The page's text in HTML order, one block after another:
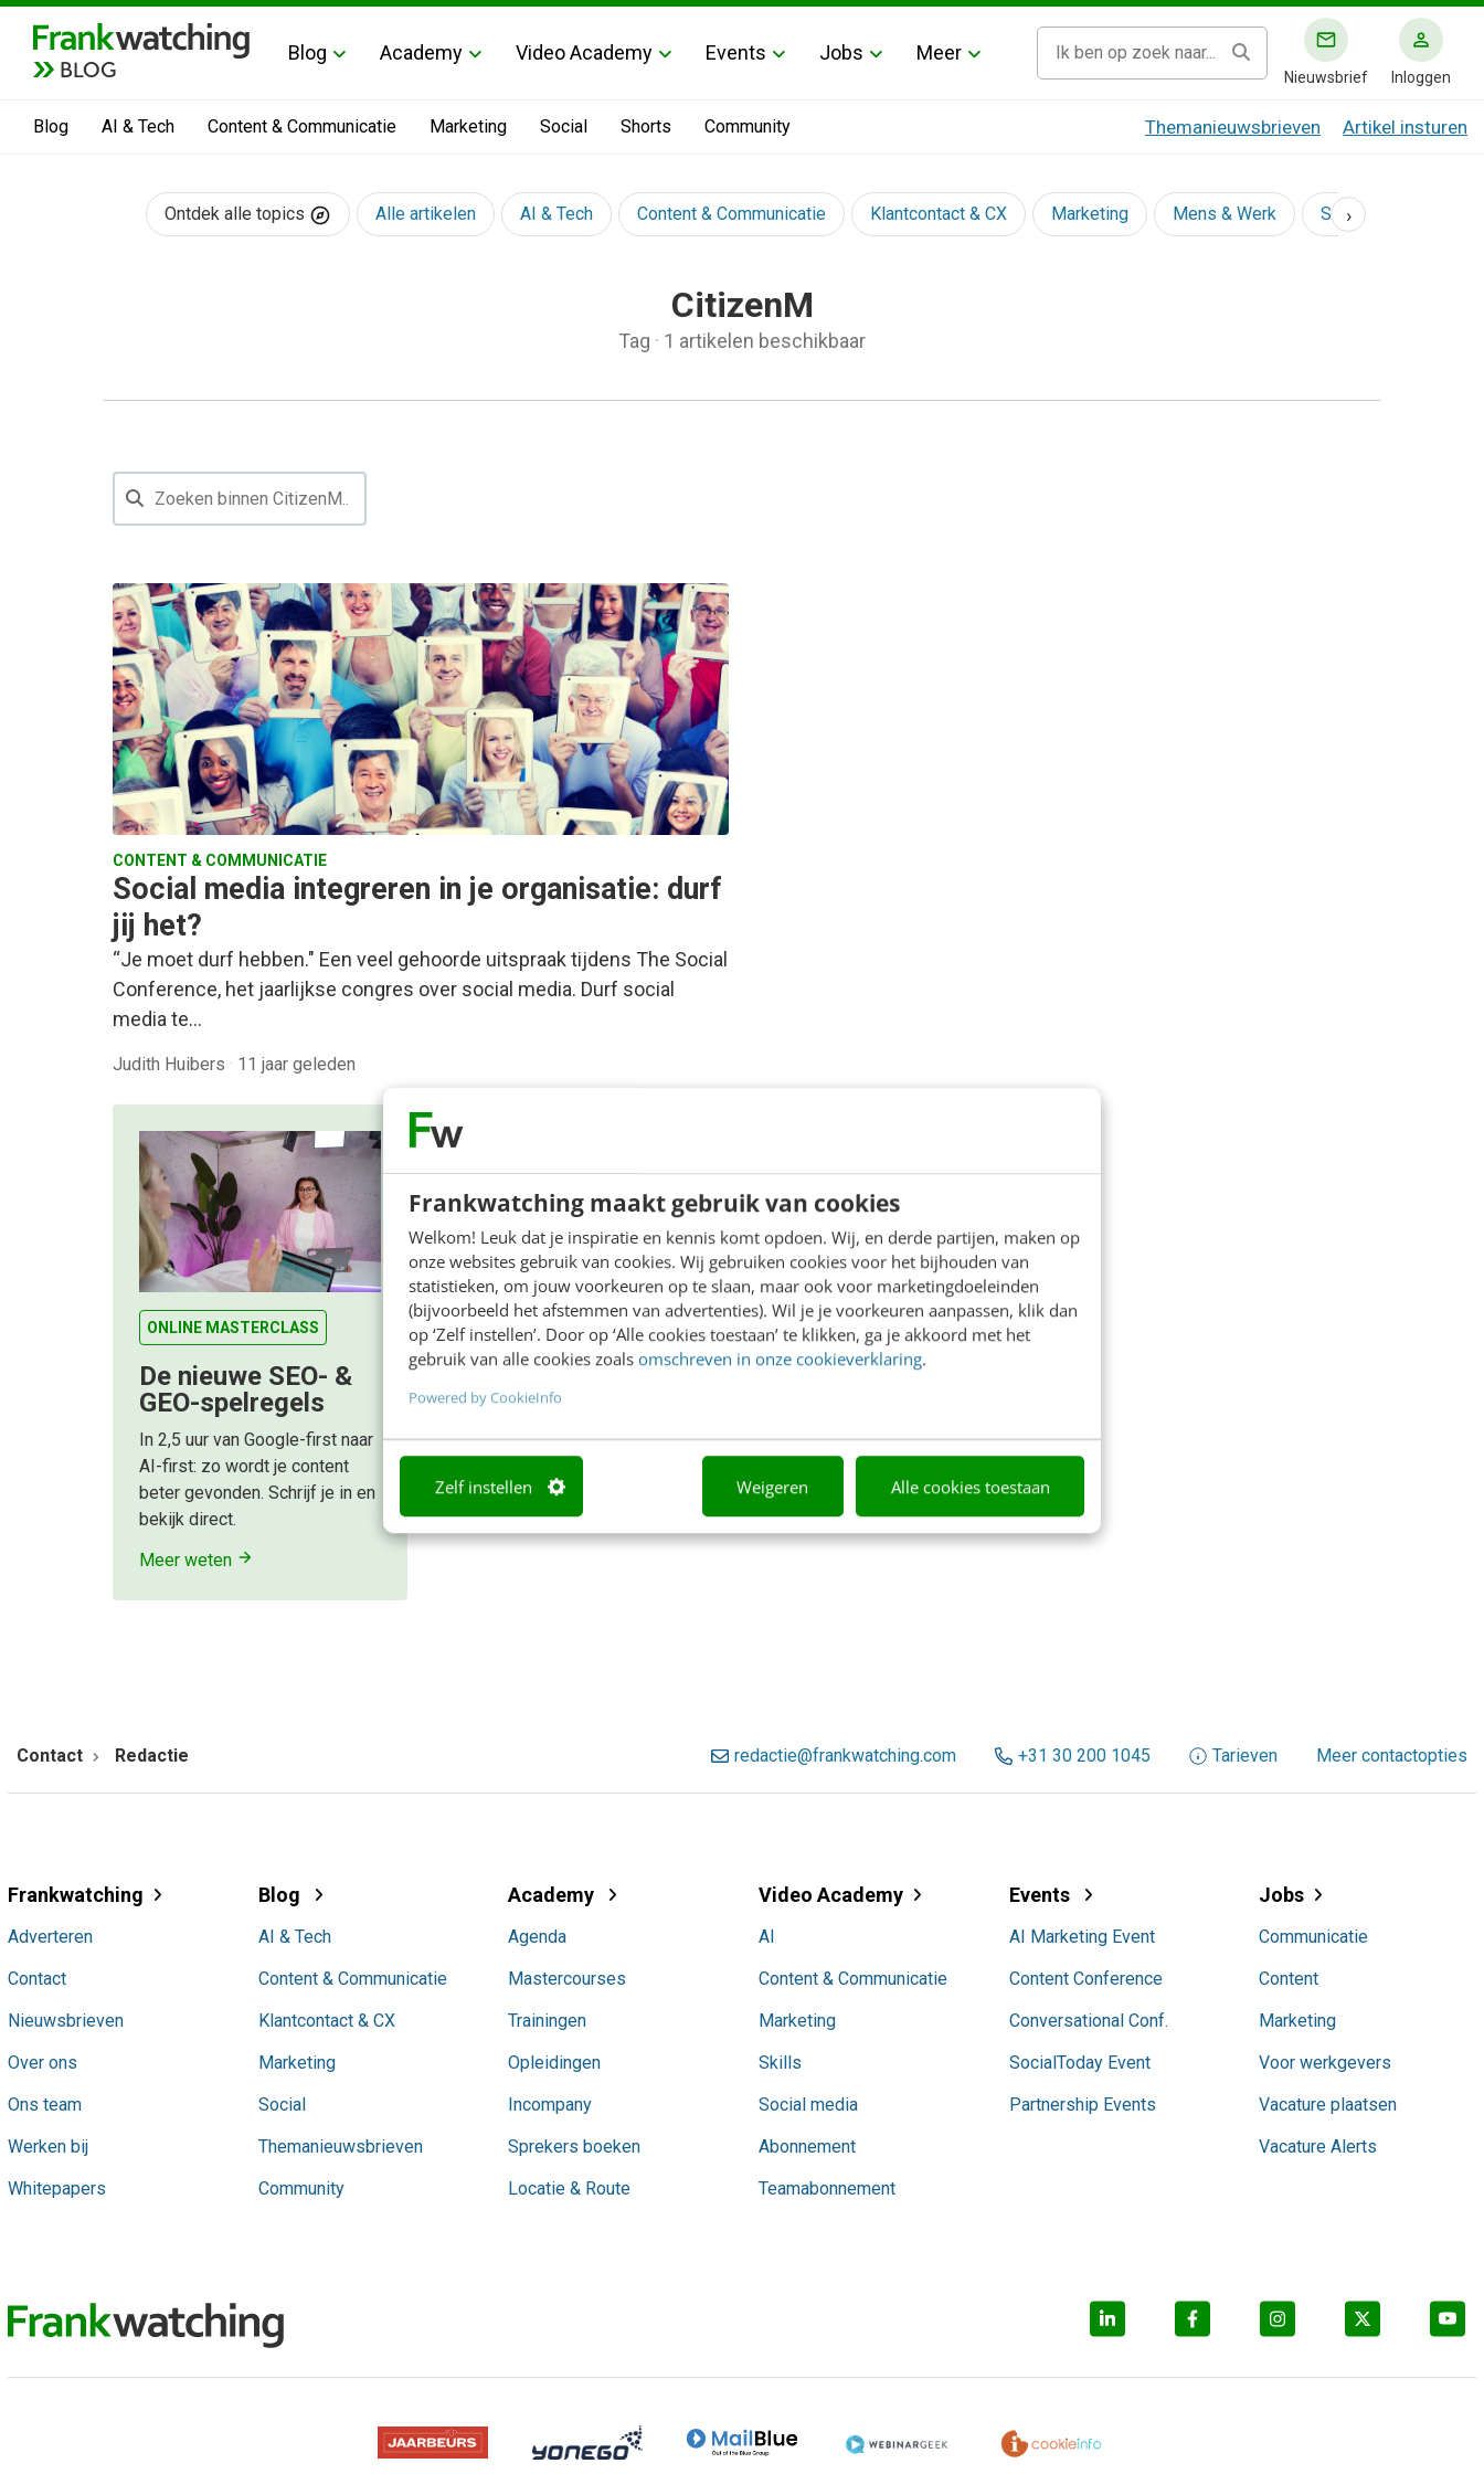
Frankwatching maakt gebruik van cookies
Welkom! Leuk dat je inspiratie en kennis komt opdoen. Wij, en derde partijen, maken op
onze websites gebruik van cookies. Wij gebruiken cookies voor het bijhouden van
statistieken, om jouw voorkeuren op te slaan, maar ook voor marketingdoeleinden
(bijvoorbeeld het afstemmen van advertenties). Wil je je voorkeuren aanpassen, klik dan
op ‘Zelf instellen’. Door op ‘Alle cookies toestaan’ te klikken, ga je akkoord met het
gebruik van alle cookies zoals omschreven in onze cookieverklaring.
Powered by CookieInfo
Zelf instellen Weigeren Alle cookies toestaan
BLOG
Blog Academy Video Academy Events Jobs Meer
Nieuwsbrief Inloggen
Blog AI & Tech Content & Communicatie Marketing Social Shorts Community Themanieuwsbrieven Artikel insturen
Ontdek alle topics Alle artikelen AI & Tech Content & Communicatie Klantcontact & CX Marketing Mens & Werk Social
›
CitizenM
Tag · 1 artikelen beschikbaar
CONTENT & COMMUNICATIE
Social media integreren in je organisatie: durf
jij het?
“Je moet durf hebben." Een veel gehoorde uitspraak tijdens The Social
Conference, het jaarlijkse congres over social media. Durf social
media te…
Judith Huibers · 11 jaar geleden
ONLINE MASTERCLASS
De nieuwe SEO- &
GEO-spelregels
In 2,5 uur van Google-first naar
AI-first: zo wordt je content
beter gevonden. Schrijf je in en
bekijk direct.
Meer weten
Contact Redactie redactie@frankwatching.com +31 30 200 1045 Tarieven Meer contactopties
Frankwatching
Adverteren
Contact
Nieuwsbrieven
Over ons
Ons team
Werken bij
Whitepapers
Blog
AI & Tech
Content & Communicatie
Klantcontact & CX
Marketing
Social
Themanieuwsbrieven
Community
Academy
Agenda
Mastercourses
Trainingen
Opleidingen
Incompany
Sprekers boeken
Locatie & Route
Video Academy
AI
Content & Communicatie
Marketing
Skills
Social media
Abonnement
Teamabonnement
Events
AI Marketing Event
Content Conference
Conversational Conf.
SocialToday Event
Partnership Events
Jobs
Communicatie
Content
Marketing
Voor werkgevers
Vacature plaatsen
Vacature Alerts